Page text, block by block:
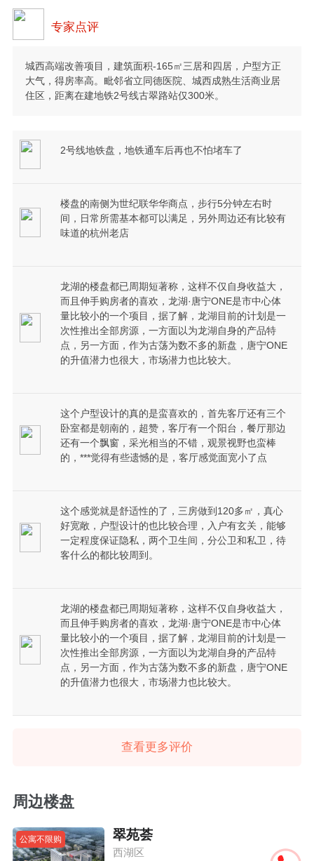
专家点评
城西高端改善项目，建筑面积-165㎡三居和四居，户型方正
大气，得房率高。毗邻省立同德医院、城西成熟生活商业居
住区，距离在建地铁2号线古翠路站仅300米。
2号线地铁盘，地铁通车后再也不怕堵车了
楼盘的南侧为世纪联华华商点，步行5分钟左右时
间，日常所需基本都可以满足，另外周边还有比较有
味道的杭州老店
龙湖的楼盘都已周期短著称，这样不仅自身收益大，
而且伸手购房者的喜欢，龙湖·唐宁ONE是市中心体
量比较小的一个项目，据了解，龙湖目前的计划是一
次性推出全部房源，一方面以为龙湖自身的产品特
点，另一方面，作为古荡为数不多的新盘，唐宁ONE
的升值潜力也很大，市场潜力也比较大。
这个户型设计的真的是蛮喜欢的，首先客厅还有三个
卧室都是朝南的，超赞，客厅有一个阳台，餐厅那边
还有一个飘窗，采光相当的不错，观景视野也蛮棒
的，***觉得有些遗憾的是，客厅感觉面宽小了点
这个感觉就是舒适性的了，三房做到120多㎡，真心
好宽敞，户型设计的也比较合理，入户有玄关，能够
一定程度保证隐私，两个卫生间，分公卫和私卫，待
客什么的都比较周到。
龙湖的楼盘都已周期短著称，这样不仅自身收益大，
而且伸手购房者的喜欢，龙湖·唐宁ONE是市中心体
量比较小的一个项目，据了解，龙湖目前的计划是一
次性推出全部房源，一方面以为龙湖自身的产品特
点，另一方面，作为古荡为数不多的新盘，唐宁ONE
的升值潜力也很大，市场潜力也比较大。
查看更多评价
周边楼盘
公寓不限购 翠苑荟
西湖区